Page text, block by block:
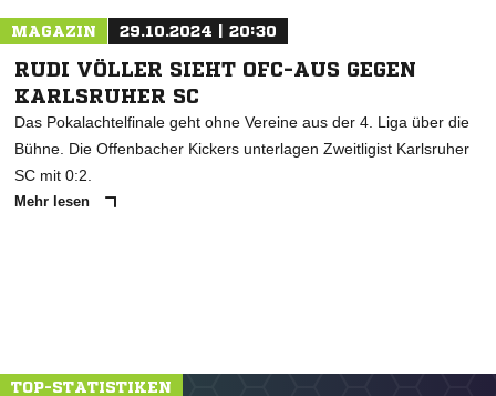
MAGAZIN 29.10.2024 | 20:30
RUDI VÖLLER SIEHT OFC-AUS GEGEN
KARLSRUHER SC
Das Pokalachtelfinale geht ohne Vereine aus der 4. Liga über die
Bühne. Die Offenbacher Kickers unterlagen Zweitligist Karlsruher
SC mit 0:2.
Mehr lesen
TOP-STATISTIKEN